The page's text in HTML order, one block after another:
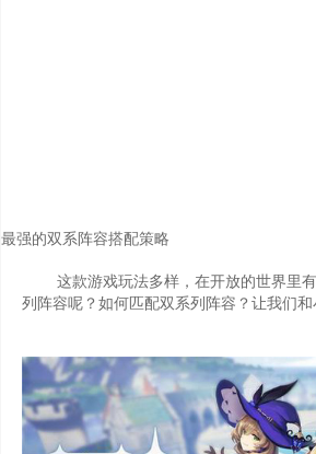
最强的双系阵容搭配策略
这款游戏玩法多样，在开放的世界里
列阵容呢？如何匹配双系列阵容？让我们和